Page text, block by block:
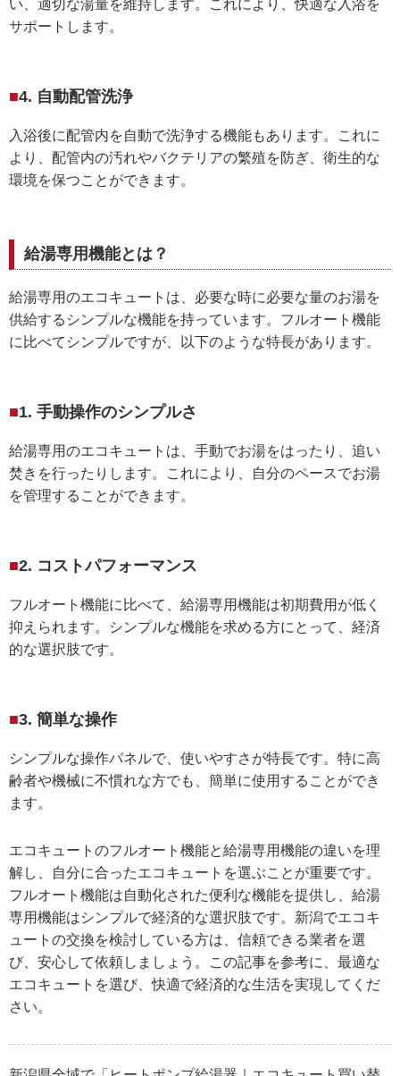
い、適切な湯量を維持します。これにより、快適な入浴を
サポートします。
4. 自動配管洗浄
入浴後に配管内を自動で洗浄する機能もあります。これに
より、配管内の汚れやバクテリアの繁殖を防ぎ、衛生的な
環境を保つことができます。
給湯専用機能とは？
給湯専用のエコキュートは、必要な時に必要な量のお湯を
供給するシンプルな機能を持っています。フルオート機能
に比べてシンプルですが、以下のような特長があります。
1. 手動操作のシンプルさ
給湯専用のエコキュートは、手動でお湯をはったり、追い
焚きを行ったりします。これにより、自分のペースでお湯
を管理することができます。
2. コストパフォーマンス
フルオート機能に比べて、給湯専用機能は初期費用が低く
抑えられます。シンプルな機能を求める方にとって、経済
的な選択肢です。
3. 簡単な操作
シンプルな操作パネルで、使いやすさが特長です。特に高
齢者や機械に不慣れな方でも、簡単に使用することができ
ます。
エコキュートのフルオート機能と給湯専用機能の違いを理
解し、自分に合ったエコキュートを選ぶことが重要です。
フルオート機能は自動化された便利な機能を提供し、給湯
専用機能はシンプルで経済的な選択肢です。新潟でエコキ
ュートの交換を検討している方は、信頼できる業者を選
び、安心して依頼しましょう。この記事を参考に、最適な
エコキュートを選び、快適で経済的な生活を実現してくだ
さい。